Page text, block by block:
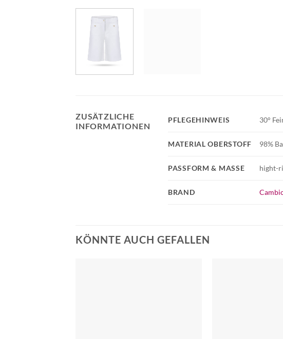
ZUSÄTZLICHE
INFORMATIONEN
BRAND
PFLEGEHINWEIS 30°
MATERIAL OBERSTOFF 98%
PASSFORM & MASSE hight-
KÖNNTE AUCH GEFALLEN